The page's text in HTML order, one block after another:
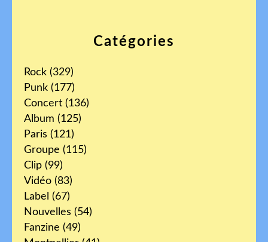
Catégories
Rock (329)
Punk (177)
Concert (136)
Album (125)
Paris (121)
Groupe (115)
Clip (99)
Vidéo (83)
Label (67)
Nouvelles (54)
Fanzine (49)